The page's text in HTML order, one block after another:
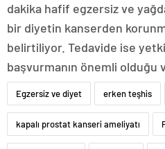
dakika hafif egzersiz ve
bir diyetin kanserden
belirtiliyor. Tedavide ise
başvurmanın önemli olduğu
Egzersiz ve diyet erken teşhis
kapalı prostat kanseri ameliyatı